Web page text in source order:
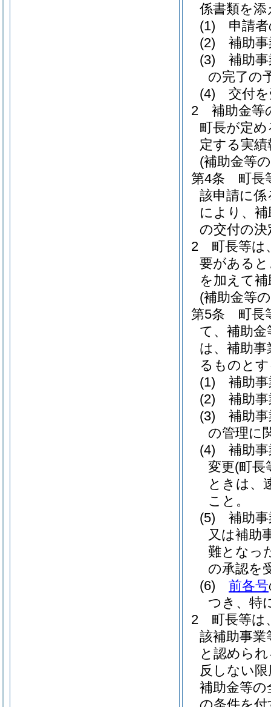
係書類を
(1)
申請
(2)
補助
(3)
補助
の完了の
(4)
交付
2
補助金等
町長が定
定する実
(補助金等
第4条
町長
該申請に
により、
の交付の決
2
町長等は
要がある
を加えて
(補助金等
第5条
町長
て、補助
は、補助
るものと
(1)
補助
(2)
補助
(3)
補助
の管理に
(4)
補助
変更(町長
ときは、
こと。
(5)
補助
又は補助
難となっ
の承認を
(6)
前各号
つき、特
2
町長等は
該補助事業
と認めら
反しない
補助金等